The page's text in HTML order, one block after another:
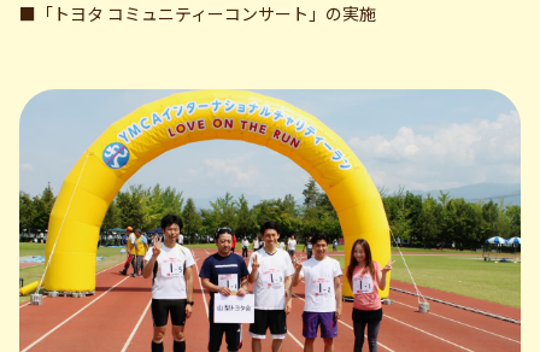
■「トヨタ コミュニティーコンサート」の実施